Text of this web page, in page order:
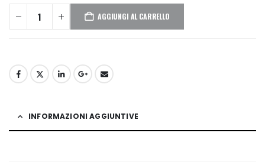
AGGIUNGI AL CARRELLO
INFORMAZIONI AGGIUNTIVE